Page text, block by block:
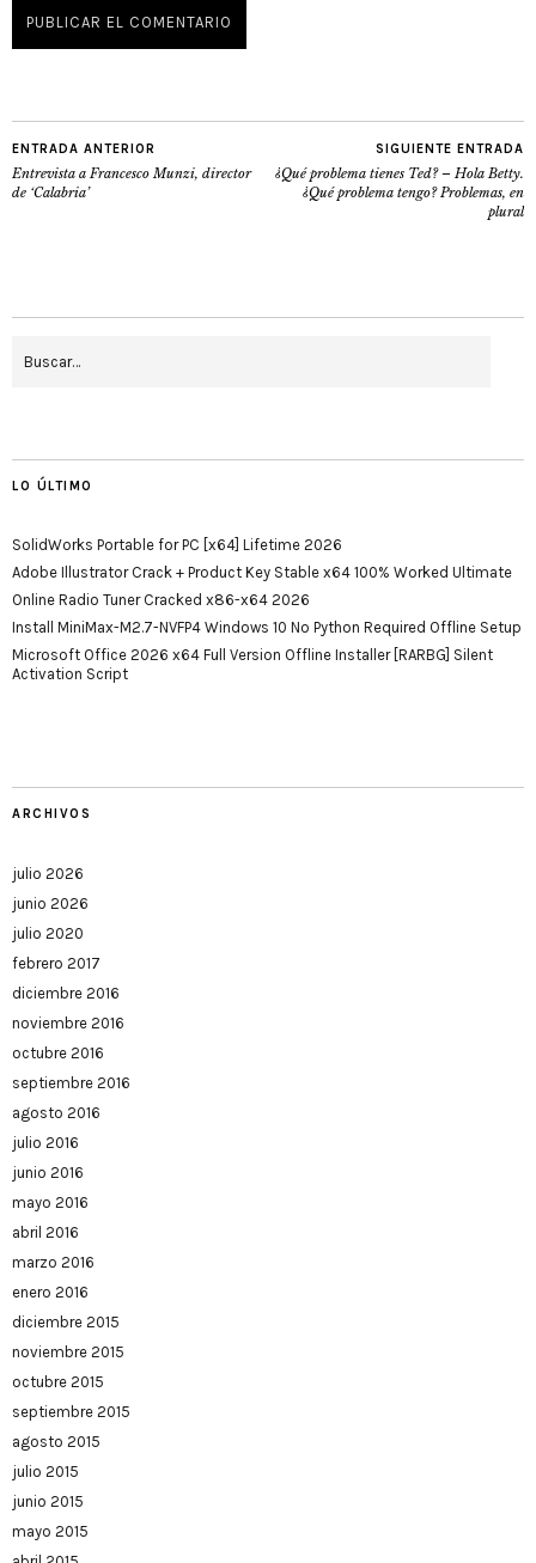
ENTRADA ANTERIOR
Entrevista a Francesco Munzi, director
de ‘Calabria’
SIGUIENTE ENTRADA
¿Qué problema tienes Ted? – Hola Betty.
¿Qué problema tengo? Problemas, en
plural
LO ÚLTIMO
SolidWorks Portable for PC [x64] Lifetime 2026
Adobe Illustrator Crack + Product Key Stable x64 100% Worked Ultimate
Online Radio Tuner Cracked x86-x64 2026
Install MiniMax-M2.7-NVFP4 Windows 10 No Python Required Offline Setup
Microsoft Office 2026 x64 Full Version Offline Installer [RARBG] Silent
Activation Script
ARCHIVOS
julio 2026
junio 2026
julio 2020
febrero 2017
diciembre 2016
noviembre 2016
octubre 2016
septiembre 2016
agosto 2016
julio 2016
junio 2016
mayo 2016
abril 2016
marzo 2016
enero 2016
diciembre 2015
noviembre 2015
octubre 2015
septiembre 2015
agosto 2015
julio 2015
junio 2015
mayo 2015